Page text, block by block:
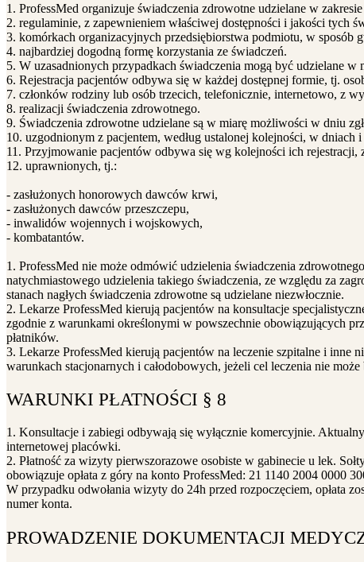
1. ProfessMed organizuje świadczenia zdrowotne udzielane w
2. regulaminie, z zapewnieniem właściwej dostępności i jakości tych
3. komórkach organizacyjnych przedsiębiorstwa podmiotu, w sposób
4. najbardziej dogodną formę korzystania ze świadczeń.
5. W uzasadnionych przypadkach świadczenia mogą być udzielane w
6. Rejestracja pacjentów odbywa się w każdej dostępnej formie, tj.
7. członków rodziny lub osób trzecich, telefonicznie, internetowo, z
8. realizacji świadczenia zdrowotnego.
9. Świadczenia zdrowotne udzielane są w miarę możliwości w dniu
10. uzgodnionym z pacjentem, według ustalonej kolejności, w dniach
11. Przyjmowanie pacjentów odbywa się wg kolejności ich rejestracji,
12. uprawnionych, tj.:
- zasłużonych honorowych dawców krwi,
- zasłużonych dawców przeszczepu,
- inwalidów wojennych i wojskowych,
- kombatantów.
1. ProfessMed nie może odmówić udzielenia świadczenia
natychmiastowego udzielenia takiego świadczenia, ze względu za
stanach nagłych świadczenia zdrowotne są udzielane niezwłocznie.
2. Lekarze ProfessMed kierują pacjentów na konsultacje
zgodnie z warunkami określonymi w powszechnie obowiązujących
płatników.
3. Lekarze ProfessMed kierują pacjentów na leczenie szpitalne i inne
warunkach stacjonarnych i całodobowych, jeżeli cel leczenia nie
WARUNKI PŁATNOŚCI § 8
1. Konsultacje i zabiegi odbywają się wyłącznie komercyjnie.
internetowej placówki.
2. Płatność za wizyty pierwszorazowe osobiste w gabinecie u lek.
obowiązuje opłata z góry na konto ProfessMed: 21 1140 2004 0000
W przypadku odwołania wizyty do 24h przed rozpoczęciem, opłata
numer konta.
PROWADZENIE DOKUMENTACJI